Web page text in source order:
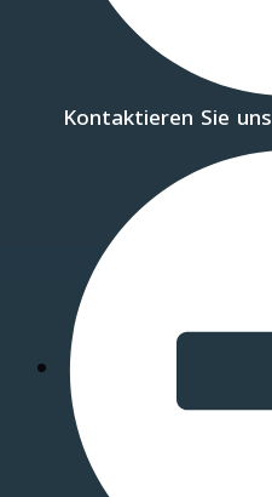
Kontaktieren Sie uns